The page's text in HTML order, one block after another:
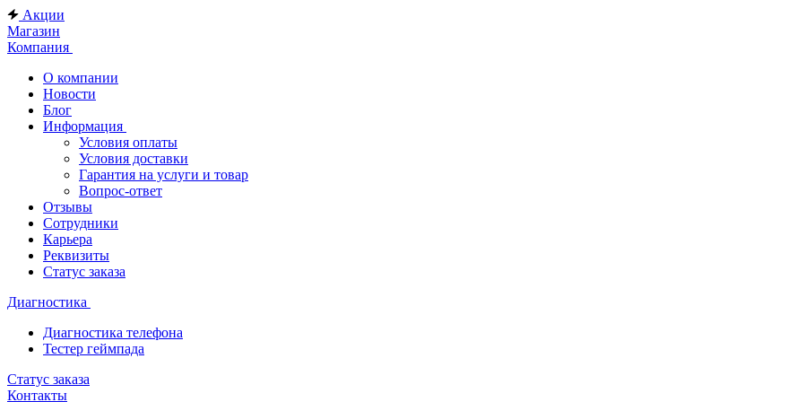
Акции
Магазин
Компания
О компании
Новости
Блог
Информация
Условия оплаты
Условия доставки
Гарантия на услуги и товар
Вопрос-ответ
Отзывы
Сотрудники
Карьера
Реквизиты
Статус заказа
Диагностика
Диагностика телефона
Тестер геймпада
Статус заказа
Контакты